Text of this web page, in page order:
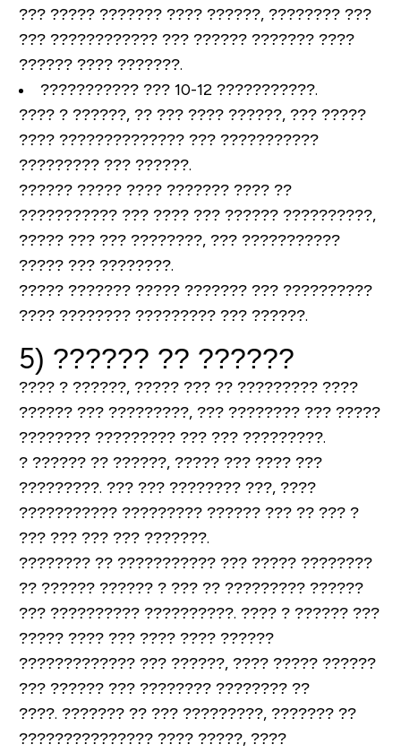
??? ????? ??????? ???? ??????, ???????? ???
??? ???????????? ??? ?????? ??????? ????
?????? ???? ???????.
??????????? ??? 10-12 ???????????.
???? ? ??????, ?? ??? ???? ??????, ??? ?????
???? ?????????????? ??? ???????????
????????? ??? ??????.
?????? ????? ???? ??????? ???? ??
??????????? ??? ???? ??? ?????? ??????????,
????? ??? ??? ????????, ??? ???????????
????? ??? ????????.
????? ??????? ????? ??????? ??? ??????????
???? ???????? ????????? ??? ??????.
5) ?????? ?? ??????
???? ? ??????, ????? ??? ?? ????????? ????
?????? ??? ?????????, ??? ???????? ??? ?????
???????? ????????? ??? ??? ?????????.
? ?????? ?? ??????, ????? ??? ???? ???
?????????. ??? ??? ???????? ???, ????
??????????? ????????? ?????? ??? ?? ??? ?
??? ??? ??? ??? ???????.
???????? ?? ??????????? ??? ????? ????????
?? ?????? ?????? ? ??? ?? ????????? ??????
??? ?????????? ??????????. ???? ? ?????? ???
????? ???? ??? ???? ???? ??????
????????????? ??? ??????, ???? ????? ??????
??? ?????? ??? ???????? ???????? ??
????. ??????? ?? ??? ?????????, ??????? ??
??????????????? ???? ?????, ????